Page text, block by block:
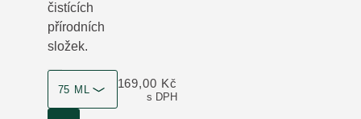
čistících
přírodních
složek.
velikost produktu
75 ML
s DPH
169,00 Kč